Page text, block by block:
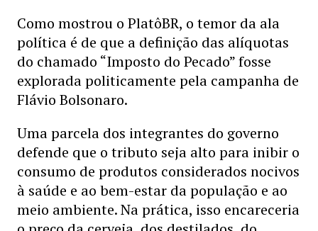
Como mostrou o PlatôBR, o temor da ala
política é de que a definição das alíquotas
do chamado “Imposto do Pecado” fosse
explorada politicamente pela campanha de
Flávio Bolsonaro.
Uma parcela dos integrantes do governo
defende que o tributo seja alto para inibir o
consumo de produtos considerados nocivos
à saúde e ao bem-estar da população e ao
meio ambiente. Na prática, isso encareceria